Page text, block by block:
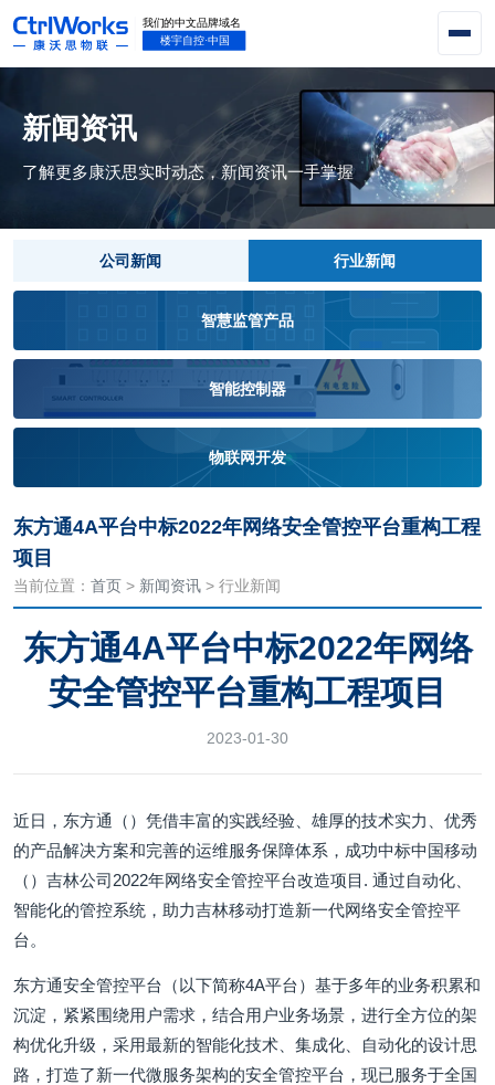
新闻资讯
了解更多康沃思实时动态，新闻资讯一手掌握
公司新闻 行业新闻
智慧监管产品
智能控制器
物联网开发
东方通4A平台中标2022年网络安全管控平台重构工程
项目
当前位置： 首页 > 新闻资讯 > 行业新闻
东方通4A平台中标2022年网络
安全管控平台重构工程项目
2023-01-30
近日，东方通（）凭借丰富的实践经验、雄厚的技术实力、优秀
的产品解决方案和完善的运维服务保障体系，成功中标中国移动
（）吉林公司2022年网络安全管控平台改造项目. 通过自动化、
智能化的管控系统，助力吉林移动打造新一代网络安全管控平
台。
东方通安全管控平台（以下简称4A平台）基于多年的业务积累和
沉淀，紧紧围绕用户需求，结合用户业务场景，进行全方位的架
构优化升级，采用最新的智能化技术、集成化、自动化的设计思
路，打造了新一代微服务架构的安全管控平台，现已服务于全国